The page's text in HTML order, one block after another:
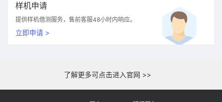
样机申请
提供样机借测服务，售前客服48小时内响应。
立即申请 >
了解更多可点击进入官网 >>